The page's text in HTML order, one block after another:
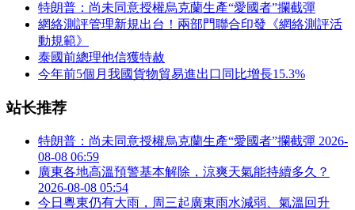
特朗普：尚未同意授權烏克蘭生產“愛國者”攔截彈
網絡測評管理新規出台！兩部門聯合印發《網絡測評活
動規範》
泰國前總理他信獲特赦
今年前5個月我國貨物貿易進出口同比增長15.3%
站长推荐
特朗普：尚未同意授權烏克蘭生產“愛國者”攔截彈 2026-
08-08 06:59
廣東各地高溫預警基本解除，涼爽天氣能持續多久？
2026-08-08 05:54
今日粵東仍有大雨，周三起廣東雨水減弱、氣溫回升